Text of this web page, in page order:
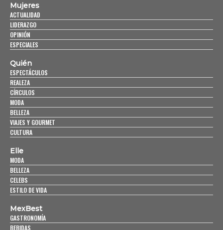
Mujeres
ACTUALIDAD
LIDERAZGO
OPINIÓN
ESPECIALES
Quién
ESPECTÁCULOS
REALEZA
CÍRCULOS
MODA
BELLEZA
VIAJES Y GOURMET
CULTURA
Elle
MODA
BELLEZA
CELEBS
ESTILO DE VIDA
MexBest
GASTRONOMÍA
BEBIDAS